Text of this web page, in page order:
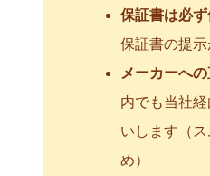
保証書は必ず
保証書の提
メーカーへの
内でも当社
いします（
め）